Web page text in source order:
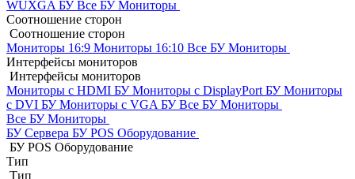
WUXGA БУВсе БУ Мониторы
Соотношение сторон
Соотношение сторон
Мониторы 16:9 Мониторы 16:10 Все БУ Мониторы
Интерфейсы мониторов
Интерфейсы мониторов
Мониторы с HDMI БУМониторы с DisplayPort БУМониторы
с DVI БУМониторы с VGA БУВсе БУ Мониторы
Все БУ Мониторы
БУ Сервера БУ POS Оборудование
БУ POS Оборудование
Тип
Тип